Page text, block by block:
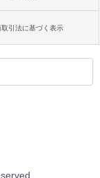
取引法に基づく表示